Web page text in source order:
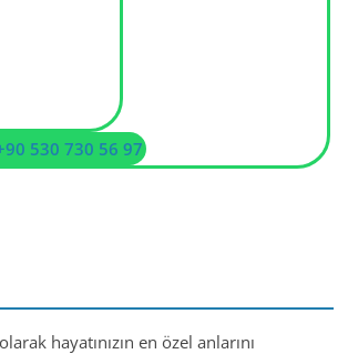
530 730 56 97
hayatınızın en özel anlarını